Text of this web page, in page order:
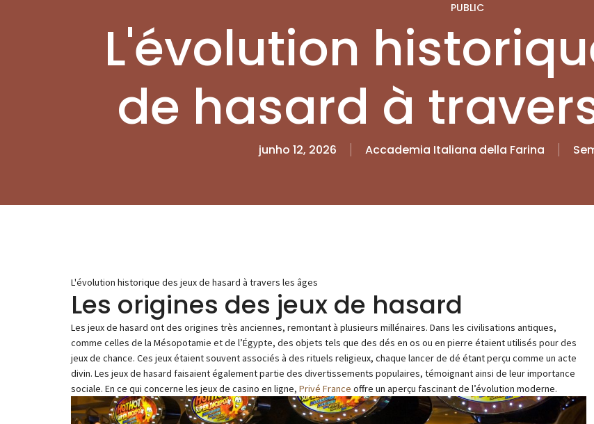
PUBLIC
L'évolution
de hasard à
junho 12, 2026 Accademia Italiana della Farina
L'évolution historique des jeux de hasard à travers les âges
Les origines des jeux de hasard
Les jeux de hasard ont des origines très anciennes, remontant à plusieurs millénaires. Dans les civilisations antiques,
comme celles de la Mésopotamie et de l’Égypte, des objets tels que des dés en os ou en pierre étaient utilisés pour des
jeux de chance. Ces jeux étaient souvent associés à des rituels religieux, chaque lancer de dé étant perçu comme un acte
divin. Les jeux de hasard faisaient également partie des divertissements populaires, témoignant ainsi de leur importance
sociale. En ce qui concerne les jeux de casino en ligne, Privé France offre un aperçu fascinant de l’évolution moderne.